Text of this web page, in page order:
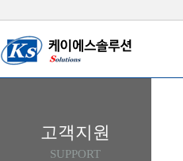
고객지원
SUPPORT